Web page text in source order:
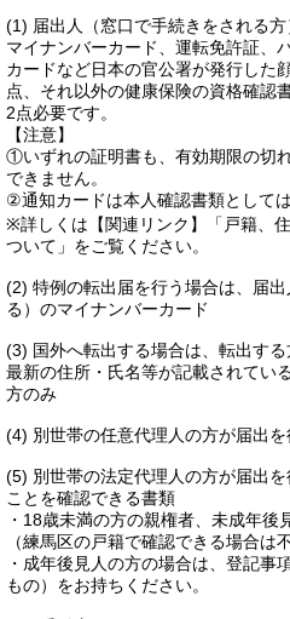
(1) 届出人（窓口で手続きをされる
マイナンバーカード、運転免許証、
カードなど日本の官公署が発行した
点、それ以外の健康保険の資格確認
2点必要です。
【注意】
①いずれの証明書も、有効期限の切
できません。
②通知カードは本人確認書類としては
※詳しくは【関連リンク】「戸籍、
ついて」をご覧ください。
(2) 特例の転出届を行う場合は、届
る）のマイナンバーカード
(3) 国外へ転出する場合は、転出す
最新の住所・氏名等が記載されてい
方のみ
(4) 別世帯の任意代理人の方が届出
(5) 別世帯の法定代理人の方が届出
ことを確認できる書類
・18歳未満の方の親権者、未成年
（練馬区の戸籍で確認できる場合は
・成年後見人の方の場合は、登記事
もの）をお持ちください。